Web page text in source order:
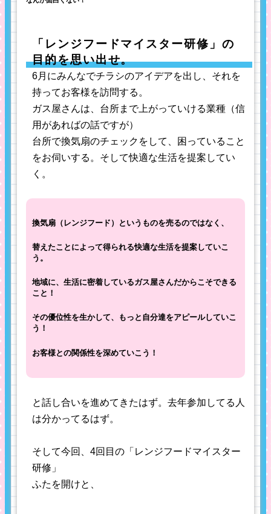
「レンジフードマイスター研修」の
目的を思い出せ。
6月にみんなでチラシのアイデアを出し、それを
持ってお客様を訪問する。
ガス屋さんは、台所まで上がっていける業種（信
用があればの話ですが）
台所で換気扇のチェックをして、困っていること
をお伺いする。そして快適な生活を提案してい
く。
換気扇（レンジフード）というものを売るのではなく、
替えたことによって得られる快適な生活を提案していこ
う。
地域に、生活に密着しているガス屋さんだからこそできる
こと！
その優位性を生かして、もっと自分達をアピールしていこ
う！
お客様との関係性を深めていこう！
と話し合いを進めてきたはず。去年参加してる人
は分かってるはず。
そして今回、4回目の「レンジフードマイスター
研修」
ふたを開けと、